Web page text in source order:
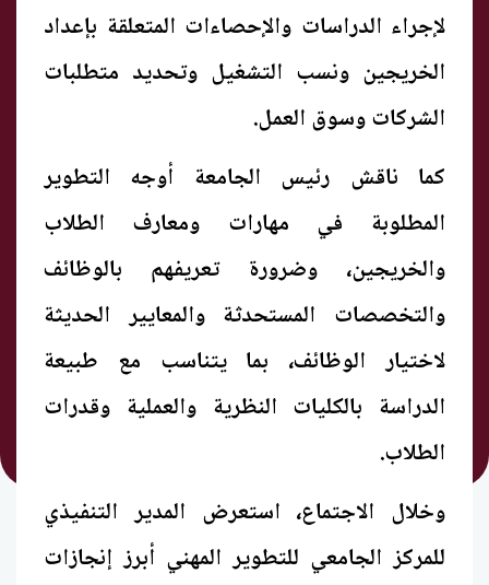
لإجراء الدراسات والإحصاءات المتعلقة بإعداد
الخريجين ونسب التشغيل وتحديد متطلبات
الشركات وسوق العمل.
كما ناقش رئيس الجامعة أوجه التطوير
المطلوبة في مهارات ومعارف الطلاب
والخريجين، وضرورة تعريفهم بالوظائف
والتخصصات المستحدثة والمعايير الحديثة
لاختيار الوظائف، بما يتناسب مع طبيعة
الدراسة بالكليات النظرية والعملية وقدرات
الطلاب.
وخلال الاجتماع، استعرض المدير التنفيذي
للمركز الجامعي للتطوير المهني أبرز إنجازات